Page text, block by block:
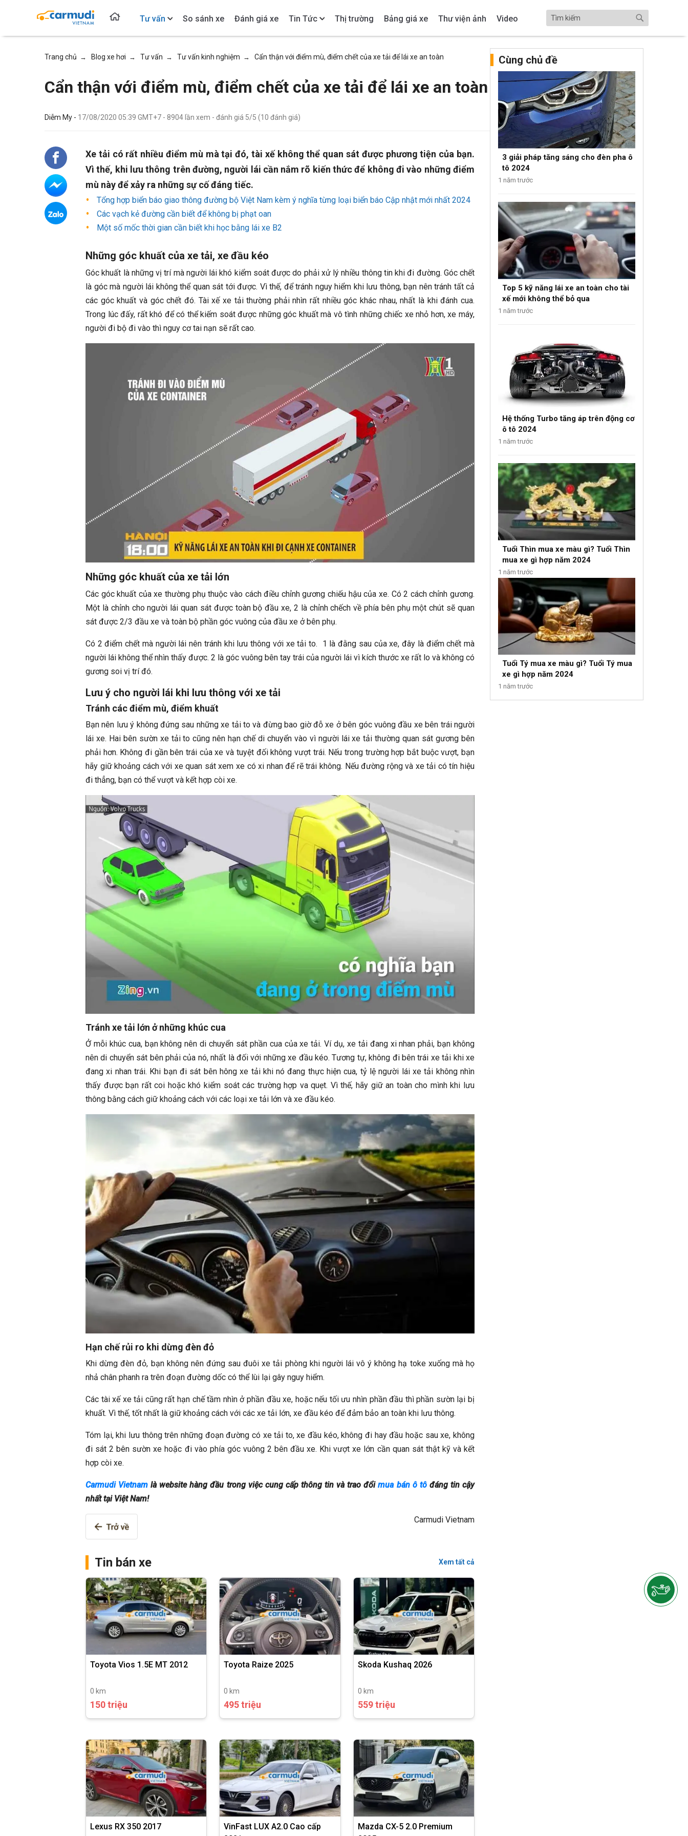
Tư vấn So sánh xe Đánh giá xe Tin Tức Thị trường Bảng giá xe Thư viện ảnh Video
Trang chủ → Blog xe hơi → Tư vấn → Tư vấn kinh nghiệm → Cẩn thận với điểm mù, điểm chết của xe tải để lái xe an toàn
Cẩn thận với điểm mù, điểm chết của xe tải để lái xe an toàn
Diễm My - 17/08/2020 05:39 GMT+7 - 8904 lần xem - đánh giá 5/5 (10 đánh giá)
Xe tải có rất nhiều điểm mù mà tại đó, tài xế không thể quan sát được phương tiện của bạn.
Vì thế, khi lưu thông trên đường, người lái cần nắm rõ kiến thức để không đi vào những điểm
mù này để xảy ra những sự cố đáng tiếc.
Tổng hợp biển báo giao thông đường bộ Việt Nam kèm ý nghĩa từng loại biển báo Cập nhật mới nhất 2024
Các vạch kẻ đường cần biết để không bị phạt oan
Một số mốc thời gian cần biết khi học bằng lái xe B2
Những góc khuất của xe tải, xe đầu kéo
Góc khuất là những vị trí mà người lái khó kiểm soát được do phải xử lý nhiều thông tin khi đi đường. Góc chết
là góc mà người lái không thể quan sát tới được. Vì thế, để tránh nguy hiểm khi lưu thông, bạn nên tránh tất cả
các góc khuất và góc chết đó. Tài xế xe tải thường phải nhìn rất nhiều góc khác nhau, nhất là khi đánh cua.
Trong lúc đấy, rất khó để có thể kiếm soát được những góc khuất mà vô tình những chiếc xe nhỏ hơn, xe máy,
người đi bộ đi vào thì nguy cơ tai nạn sẽ rất cao.
Những góc khuất của xe tải lớn
Các góc khuất của xe thường phụ thuộc vào cách điều chỉnh gương chiếu hậu của xe. Có 2 cách chỉnh gương.
Một là chỉnh cho người lái quan sát được toàn bộ đầu xe, 2 là chỉnh chếch về phía bên phụ một chút sẽ quan
sát được 2/3 đầu xe và toàn bộ phần góc vuông của đầu xe ở bên phụ.
Có 2 điểm chết mà người lái nên tránh khi lưu thông với xe tải to. 1 là đằng sau của xe, đây là điểm chết mà
người lái không thể nhìn thấy được. 2 là góc vuông bên tay trái của người lái vì kích thước xe rất lo và không có
gương soi vị trí đó.
Lưu ý cho người lái khi lưu thông với xe tải
Tránh các điểm mù, điểm khuất
Bạn nên lưu ý không đứng sau những xe tải to và đừng bao giờ đỗ xe ở bên góc vuông đầu xe bên trái người
lái xe. Hai bên sườn xe tải to cũng nên hạn chế di chuyển vào vì người lái xe tải thường quan sát gương bên
phải hơn. Không đi gần bên trái của xe và tuyệt đối không vượt trái. Nếu trong trường hợp bắt buộc vượt, bạn
hãy giữ khoảng cách với xe quan sát xem xe có xi nhan để rẽ trái không. Nếu đường rộng và xe tải có tín hiệu
đi thẳng, bạn có thể vượt và kết hợp còi xe.
Tránh xe tải lớn ở những khúc cua
Ở mỗi khúc cua, bạn không nên di chuyển sát phần cua của xe tải. Ví dụ, xe tải đang xi nhan phải, bạn không
nên di chuyển sát bên phải của nó, nhất là đối với những xe đầu kéo. Tương tự, không đi bên trái xe tải khi xe
đang xi nhan trái. Khi bạn đi sát bên hông xe tải khi nó đang thực hiện cua, tỷ lệ người lái xe tải không nhìn
thấy được bạn rất coi hoặc khó kiểm soát các trường hợp va quẹt. Vì thế, hãy giữ an toàn cho mình khi lưu
thông bằng cách giữ khoảng cách với các loại xe tải lớn và xe đầu kéo.
Hạn chế rủi ro khi dừng đèn đỏ
Khi dừng đèn đỏ, bạn không nên đứng sau đuôi xe tải phòng khi người lái vô ý không hạ toke xuống mà họ
nhả chân phanh ra trên đoạn đường dốc có thể lùi lại gây nguy hiểm.
Các tài xế xe tải cũng rất hạn chế tầm nhìn ở phần đầu xe, hoặc nếu tối ưu nhìn phần đầu thì phần sườn lại bị
khuất. Vì thế, tốt nhất là giữ khoảng cách với các xe tải lớn, xe đầu kéo để đảm bảo an toàn khi lưu thông.
Tóm lại, khi lưu thông trên những đoạn đường có xe tải to, xe đầu kéo, không đi hay đầu hoặc sau xe, không
đi sát 2 bên sườn xe hoặc đi vào phía góc vuông 2 bên đầu xe. Khi vượt xe lớn cần quan sát thật kỹ và kết
hợp còi xe.
Carmudi Vietnam là website hàng đầu trong việc cung cấp thông tin và trao đổimua bán ô tôđáng tin cậy
nhất tại Việt Nam!
Carmudi Vietnam
Tin bán xe Xem tất cả
Toyota Vios 1.5E MT 2012
0 km
150 triệu
Toyota Raize 2025
0 km
495 triệu
Skoda Kushaq 2026
0 km
559 triệu
Lexus RX 350 2017
VinFast LUX A2.0 Cao cấp
Mazda CX-5 2.0 Premium
Cùng chủ đề
3 giải pháp tăng sáng cho đèn pha ô
tô 2024
1 năm trước
Top 5 kỹ năng lái xe an toàn cho tài
xế mới không thể bỏ qua
1 năm trước
Hệ thống Turbo tăng áp trên động cơ
ô tô 2024
1 năm trước
Tuổi Thìn mua xe màu gì? Tuổi Thìn
mua xe gì hợp năm 2024
1 năm trước
Tuổi Tý mua xe màu gì? Tuổi Tý mua
xe gì hợp năm 2024
1 năm trước